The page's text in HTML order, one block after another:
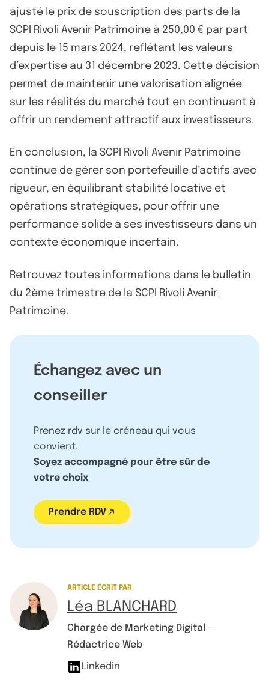
ajusté le prix de souscription des parts de la
SCPI Rivoli Avenir Patrimoine à 250,00 € par part
depuis le 15 mars 2024, reflétant les valeurs
d’expertise au 31 décembre 2023. Cette décision
permet de maintenir une valorisation alignée
sur les réalités du marché tout en continuant à
offrir un rendement attractif aux investisseurs.
En conclusion, la SCPI Rivoli Avenir Patrimoine
continue de gérer son portefeuille d’actifs avec
rigueur, en équilibrant stabilité locative et
opérations stratégiques, pour offrir une
performance solide à ses investisseurs dans un
contexte économique incertain.
Retrouvez toutes informations dans le bulletin
du 2ème trimestre de la SCPI Rivoli Avenir
Patrimoine.
Échangez avec un
conseiller
Prenez rdv sur le créneau qui vous
convient.
Soyez accompagné pour être sûr de
votre choix
Prendre RDV
ARTICLE ÉCRIT PAR
Léa BLANCHARD
Chargée de Marketing Digital –
Rédactrice Web
Linkedin